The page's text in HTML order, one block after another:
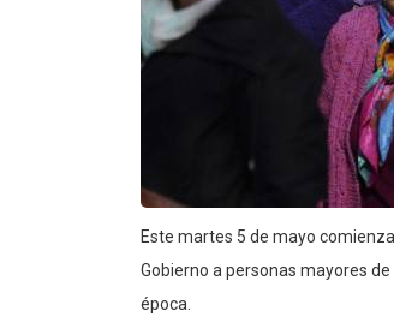
Este martes 5 de mayo
Gobierno a personas mayores
época.